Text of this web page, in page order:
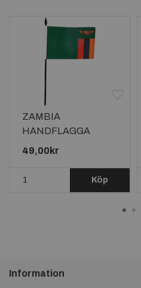
ZAMBIA
HANDFLAGGA
23X15CM
49,00kr
Köp
Information